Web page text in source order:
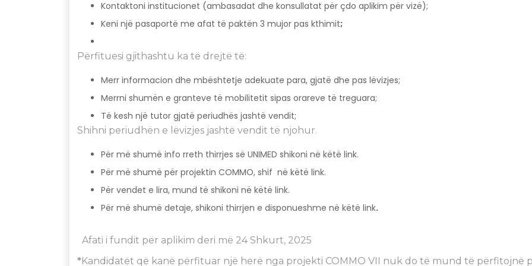
Kontaktoni institucionet (ambasadat dhe konsullatat për çdo aplikim për vizë);
Keni një pasaportë me afat të paktën 3 mujor pas kthimit;
Përfituesi gjithashtu ka të drejtë të:
Merr informacion dhe mbështetje adekuate para, gjatë dhe pas lëvizjes;
Merrni shumën e granteve të mobilitetit sipas orareve të treguara;
Të kesh një tutor gjatë periudhës jashtë vendit;
Shihni periudhën e lëvizjes jashtë vendit të njohur.
Për më shumë info rreth thirrjes së UNIMED shikoni në këtë link.
Për më shumë për projektin COMMO, shif në këtë link.
Për vendet e lira, mund të shikoni në këtë link.
Për më shumë detaje, shikoni thirrjen e disponueshme në këtë link.
Afati i fundit për aplikim deri më 24 Shkurt, 2025
*Kandidatët që kanë përfituar një herë nga projekti COMMO VII nuk do të mund të përfitojnë